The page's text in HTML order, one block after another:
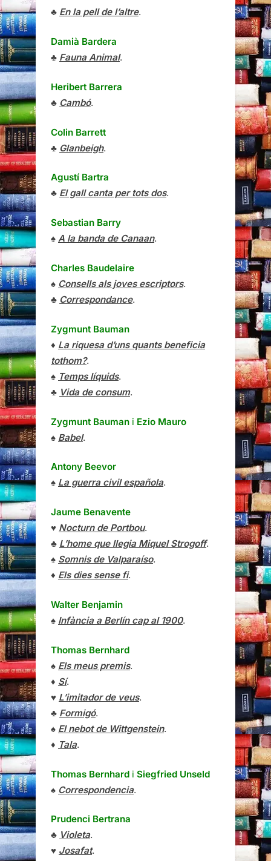
♣ En la pell de l’altre.
Damià Bardera
♣ Fauna Animal.
Heribert Barrera
♣ Cambó.
Colin Barrett
♣ Glanbeigh.
Agustí Bartra
♣ El gall canta per tots dos.
Sebastian Barry
♠ A la banda de Canaan.
Charles Baudelaire
♠ Consells als joves escriptors.
♣ Correspondance.
Zygmunt Bauman
♦ La riquesa d’uns quants beneficia
tothom?.
♠ Temps líquids.
♣ Vida de consum.
Zygmunt Bauman i Ezio Mauro
♠ Babel.
Antony Beevor
♠ La guerra civil española.
Jaume Benavente
♥ Nocturn de Portbou.
♣ L’home que llegia Miquel Strogoff.
♠ Somnis de Valparaíso.
♦ Els dies sense fi.
Walter Benjamin
♠ Infància a Berlín cap al 1900.
Thomas Bernhard
♠ Els meus premis.
♦ Sí.
♥ L’imitador de veus.
♣ Formigó.
♠ El nebot de Wittgenstein.
♦ Tala.
Thomas Bernhard i Siegfried Unseld
♠ Correspondencia.
Prudenci Bertrana
♣ Violeta.
♥ Josafat.